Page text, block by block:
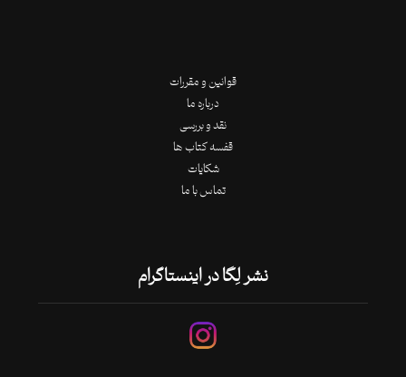
قوانین و مقررات
درباره ما
نقد و بررسی
قفسه کتاب ها
شکایات
تماس با ما
نشر لِگا در اینستاگرام